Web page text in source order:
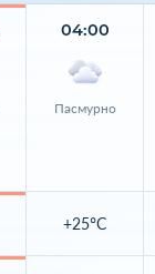
04:00
Пасмурно
+25°C